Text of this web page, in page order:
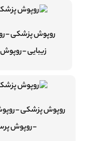
روپوش پزشکی -
زیبایی -
روپوش پزشکی -
-روپوش